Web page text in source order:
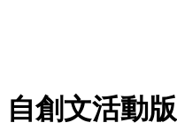
自創文活動版